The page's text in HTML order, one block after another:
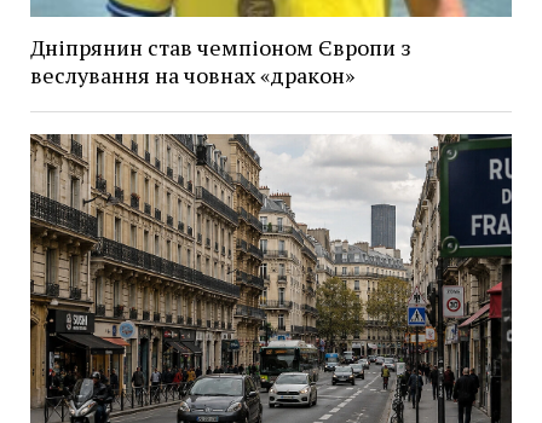
Дніпрянин став чемпіоном Європи з
веслування на човнах «дракон»